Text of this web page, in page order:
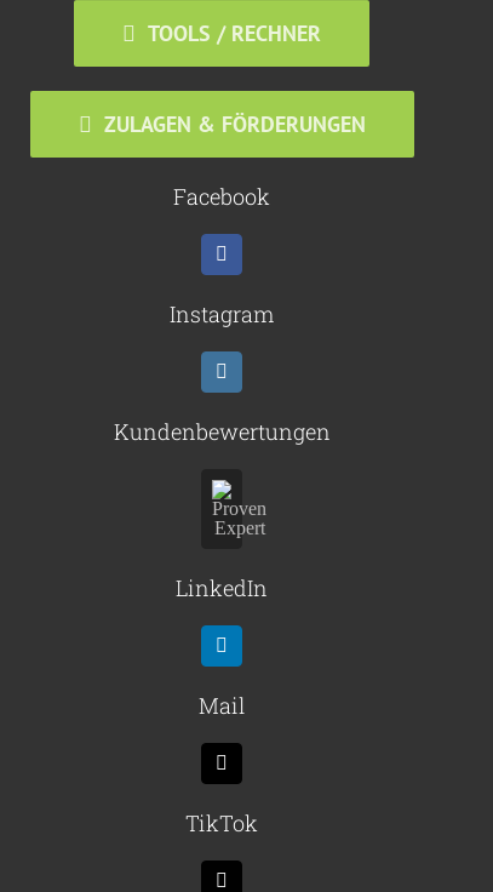
TOOLS / RECHNER
ZULAGEN & FÖRDERUNGEN
Facebook
Instagram
Kundenbewertungen
LinkedIn
Mail
TikTok